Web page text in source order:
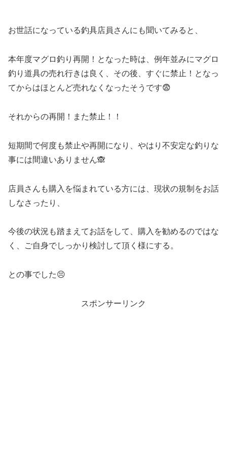
お世話になっている釣具店員さんにも聞いてみると、
本年度マグロ釣り再開！となった時は、例年並みにマグロ
釣り道具の売れ行きは良く、その後、すぐに禁止！となっ
てからはほとんど売れなくなったそうです😨
それからの再開！また禁止！！
短期間で何度も禁止や再開になり、やはり不安定な釣りな
事には間違いありません🙈
店員さんも購入を悩まれている方には、現状の規制をお話
しなさったり、
今後の状況も踏まえてお話をして、購入を勧めるのではな
く、ご自身でしっかり検討して頂く様にする。
との事でした😣
スポンサーリンク